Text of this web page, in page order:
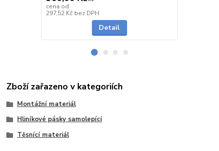
cena od
297,52 Kč bez DPH
Detail
Zboží zařazeno v kategoriích
Montážní materiál
Hliníkové pásky samolepící
Těsnící materiál